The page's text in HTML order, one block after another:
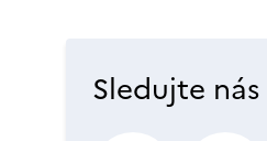
Sledujte nás